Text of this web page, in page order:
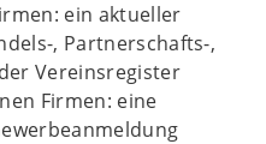
ein aktueller
, Partnerschafts-,
Vereinsregister
Firmen: eine